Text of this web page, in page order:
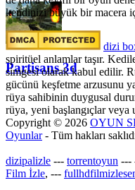
Partisans 3d
kendinizi büyük bir macera
dizi
spiritüel anlamlar taşır.
simgesi olarak kabul edilir.
gücünü keşfetme arzusunu
rüya sahibinin duygusal
rüya, yeni başlangıçlar veya
Copyright © 2026 OYUN
Oyunlar- Tüm hakları
dizipalizle --- torrentoyun ---
Film İzle, ---